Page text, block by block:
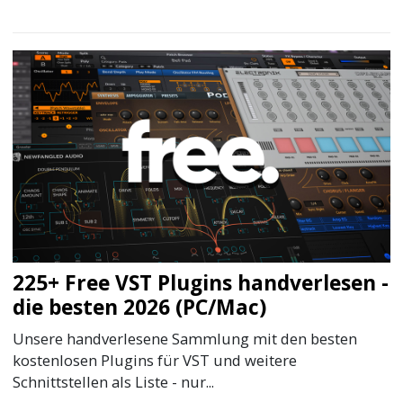
225+ Free VST Plugins handverlesen -
die besten 2026 (PC/Mac)
Unsere handverlesene Sammlung mit den besten
kostenlosen Plugins für VST und weitere
Schnittstellen als Liste - nur...